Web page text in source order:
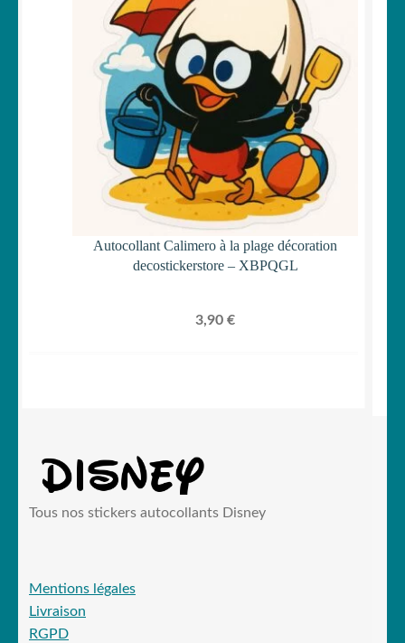
Autocollant Calimero à la plage décoration
decostickerstore – XBPQGL
3,90 €
Tous nos stickers autocollants Disney
Mentions légales
Livraison
RGPD